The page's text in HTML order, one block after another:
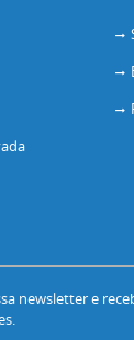
newsletter e